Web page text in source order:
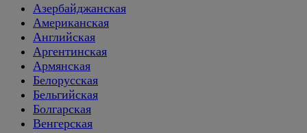
Азербайджанская
Американская
Английская
Аргентинская
Армянская
Белорусская
Бельгийская
Болгарская
Венгерская